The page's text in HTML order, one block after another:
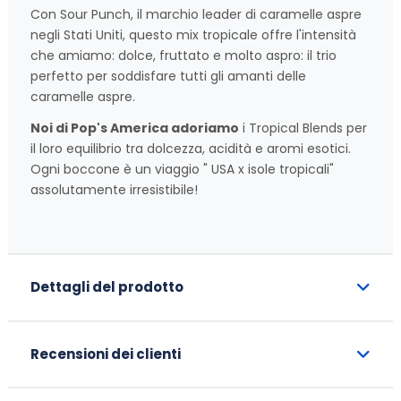
Con Sour Punch, il marchio leader di caramelle aspre
negli Stati Uniti, questo mix tropicale offre l'intensità
che amiamo: dolce, fruttato e molto aspro: il trio
perfetto per soddisfare tutti gli amanti delle
caramelle aspre.
Noi di Pop's America adoriamo i Tropical Blends per
il loro equilibrio tra dolcezza, acidità e aromi esotici.
Ogni boccone è un viaggio " USA x isole tropicali"
assolutamente irresistibile!
Dettagli del prodotto
Recensioni dei clienti